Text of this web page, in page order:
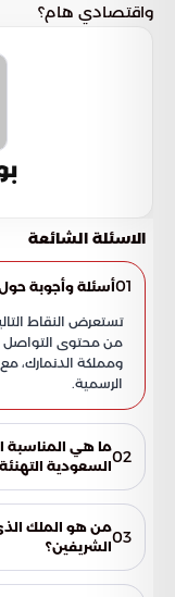
واقتصادي هام؟
الاسئلة الشائعة
01أسئلة وأجوبة
تستعرض النقاط
من محتوى التواصل
ومملكة الدنمارك، مع
الرسمية.
02ما هي المناسبة
السعودية
تتمثل المناسبة في
مناسبة وطنية كبرى
المشاركة فيها من03من هو الملك
الشريفين؟
تلقى جلالة الملك